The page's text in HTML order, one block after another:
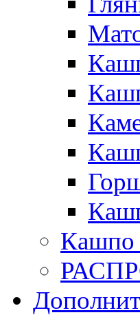
Кашпо